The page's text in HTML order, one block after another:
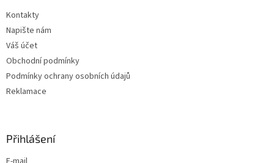
Kontakty
Napište nám
Váš účet
Obchodní podmínky
Podmínky ochrany osobních údajů
Reklamace
Přihlášení